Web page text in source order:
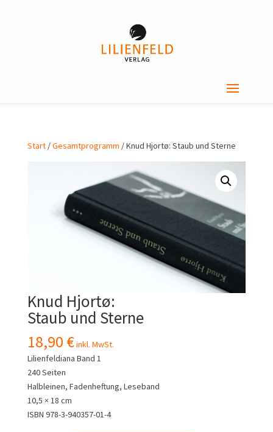
Start/Gesamtprogramm / Knud Hjortø: Staub und Sterne
Knud Hjortø:
Staub und Sterne
18,90 €inkl. MwSt.
Lilienfeldiana Band 1
240 Seiten
Halbleinen, Fadenheftung, Leseband
10,5 × 18 cm
ISBN 978-3-940357-01-4